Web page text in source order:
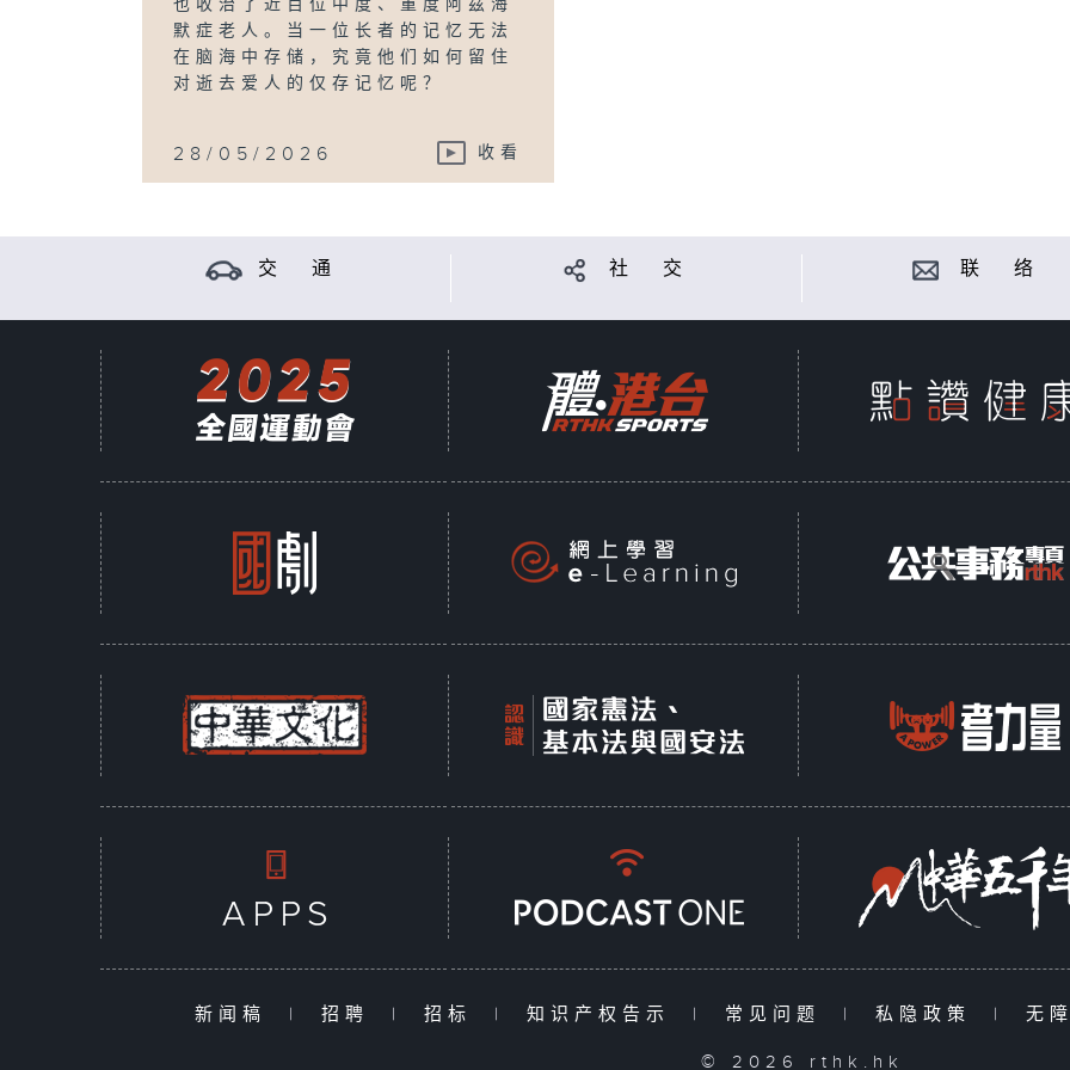
也收治了近百位中度、重度阿兹海
默症老人。当一位长者的记忆无法
在脑海中存储，究竟他们如何留住
对逝去爱人的仅存记忆呢？
28/05/2026 收看
交 通 社 交 联 络
新闻稿 | 招聘 | 招标 | 知识产权告示 | 常见问题 | 私隐政策 | 无
© 2026 rthk.hk